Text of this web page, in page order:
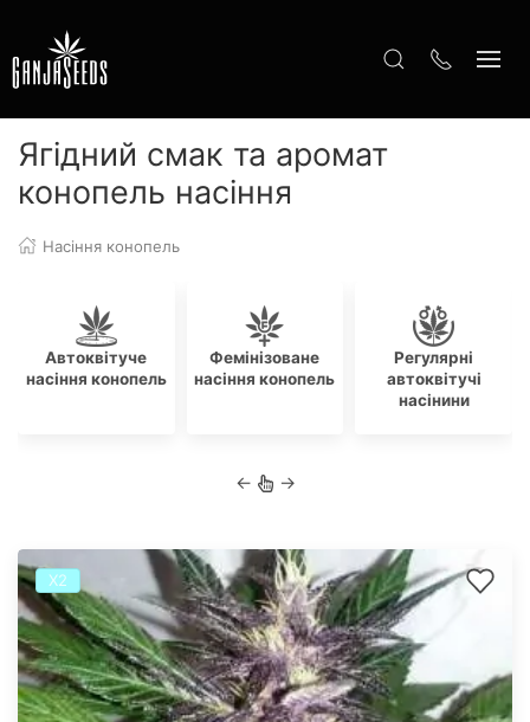
Ягідний смак та аромат
конопель насіння
Насіння конопель
Автоквітуче
насіння конопель
Фемінізоване
насіння конопель
Регулярні
автоквітучі
насінини
← →
Х2